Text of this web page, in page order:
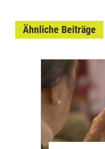
Ähnliche Beiträge